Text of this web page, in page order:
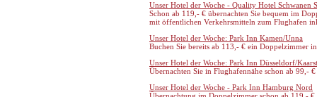
Unser Hotel der Woche - Quality Hotel Schwanen
Schon ab 119,- € übernachten Sie bequem im
mit öffentlichen Verkehrsmitteln zum Flughafen
Unser Hotel der Woche: Park Inn Kamen/Unna
Buchen Sie bereits ab 113,- € ein Doppelzimmer
Unser Hotel der Woche: Park Inn Düsseldorf/Kaarst
Übernachten Sie in Flughafennähe schon ab 99,-
Unser Hotel der Woche - Park Inn Hamburg Nord